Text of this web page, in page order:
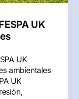
UK
UK
ambientales
UK